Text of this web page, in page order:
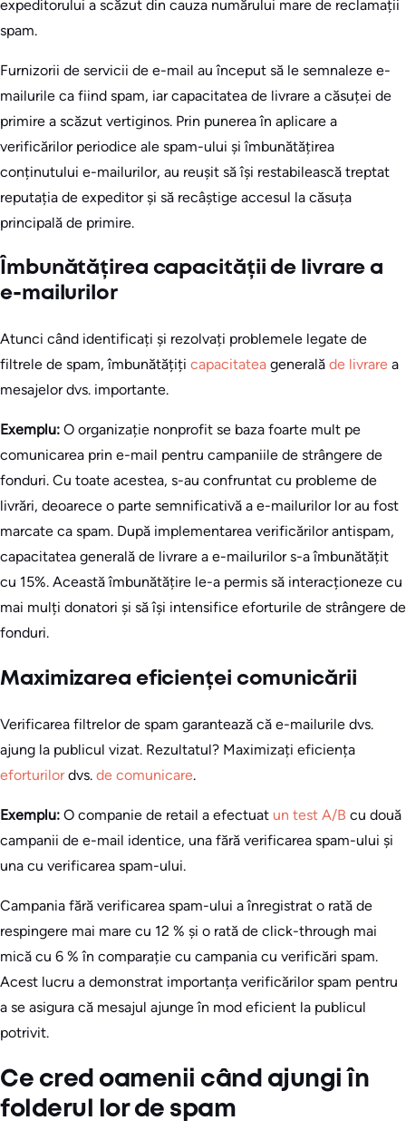
expeditorului a scăzut din cauza numărului mare de reclamații
spam.
Furnizorii de servicii de e-mail au început să le semnaleze e-
mailurile ca fiind spam, iar capacitatea de livrare a căsuței de
primire a scăzut vertiginos. Prin punerea în aplicare a
verificărilor periodice ale spam-ului și îmbunătățirea
conținutului e-mailurilor, au reușit să își restabilească treptat
reputația de expeditor și să recâștige accesul la căsuța
principală de primire.
Îmbunătățirea capacității de livrare a
e-mailurilor
Atunci când identificați și rezolvați problemele legate de
filtrele de spam, îmbunătățiți capacitatea generală de livrare a
mesajelor dvs. importante.
Exemplu: O organizație nonprofit se baza foarte mult pe
comunicarea prin e-mail pentru campaniile de strângere de
fonduri. Cu toate acestea, s-au confruntat cu probleme de
livrări, deoarece o parte semnificativă a e-mailurilor lor au fost
marcate ca spam. După implementarea verificărilor antispam,
capacitatea generală de livrare a e-mailurilor s-a îmbunătățit
cu 15%. Această îmbunătățire le-a permis să interacționeze cu
mai mulți donatori și să își intensifice eforturile de strângere de
fonduri.
Maximizarea eficienței comunicării
Verificarea filtrelor de spam garantează că e-mailurile dvs.
ajung la publicul vizat. Rezultatul? Maximizați eficiența
eforturilordvs. de comunicare.
Exemplu: O companie de retail a efectuat un test A/B cu două
campanii de e-mail identice, una fără verificarea spam-ului și
una cu verificarea spam-ului.
Campania fără verificarea spam-ului a înregistrat o rată de
respingere mai mare cu 12 % și o rată de click-through mai
mică cu 6 % în comparație cu campania cu verificări spam.
Acest lucru a demonstrat importanța verificărilor spam pentru
a se asigura că mesajul ajunge în mod eficient la publicul
potrivit.
Ce cred oamenii când ajungi în
folderul lor de spam